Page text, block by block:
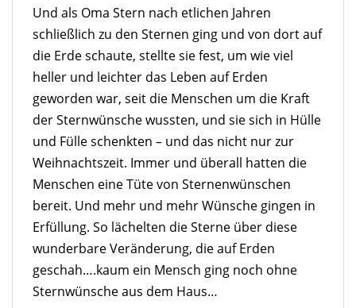
Und als Oma Stern nach etlichen Jahren
schließlich zu den Sternen ging und von dort auf
die Erde schaute, stellte sie fest, um wie viel
heller und leichter das Leben auf Erden
geworden war, seit die Menschen um die Kraft
der Sternwünsche wussten, und sie sich in Hülle
und Fülle schenkten – und das nicht nur zur
Weihnachtszeit. Immer und überall hatten die
Menschen eine Tüte von Sternenwünschen
bereit. Und mehr und mehr Wünsche gingen in
Erfüllung. So lächelten die Sterne über diese
wunderbare Veränderung, die auf Erden
geschah….kaum ein Mensch ging noch ohne
Sternwünsche aus dem Haus…